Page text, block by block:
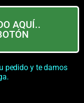
AQUÍ..
pedido y te damos